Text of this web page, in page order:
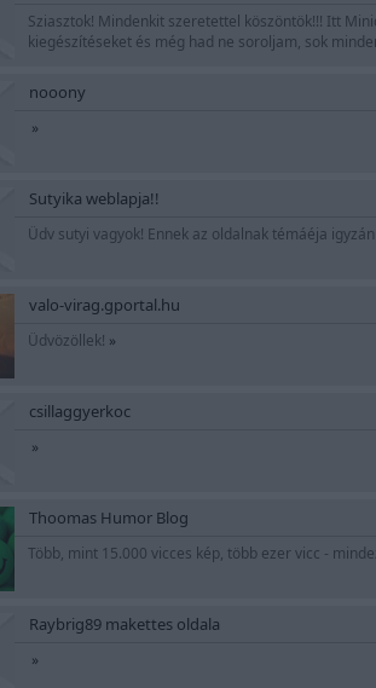
Sziasztok! Mindenkit szeretettel köszöntök!!! Itt
kiegészítéseket és még had ne soroljam, sok
nooony
»
Sutyika weblapja!!
Üdv sutyi vagyok! Ennek az oldalnak témáéja
valo-virag.gportal.hu
Üdvözöllek! »
csillaggyerkoc
»
Thoomas Humor Blog
Több, mint 15.000 vicces kép, több ezer vicc -
Raybrig89 makettes oldala
»